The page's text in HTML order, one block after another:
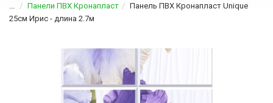
... Панели ПВХ Кронапласт
Панель ПВХ Кронапласт Unique
25см Ирис - длина 2.7м